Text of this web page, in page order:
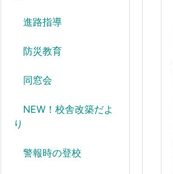
進路指導
防災教育
同窓会
NEW！校舎改築だよ
り
警報時の登校